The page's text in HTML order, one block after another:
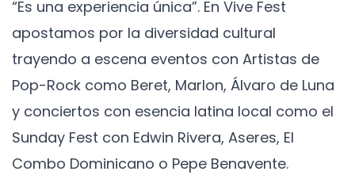
“Es una experiencia única”. En Vive Fest
apostamos por la diversidad cultural
trayendo a escena eventos con Artistas de
Pop-Rock como Beret, Marlon, Álvaro de Luna
y conciertos con esencia latina local como el
Sunday Fest con Edwin Rivera, Aseres, El
Combo Dominicano o Pepe Benavente.